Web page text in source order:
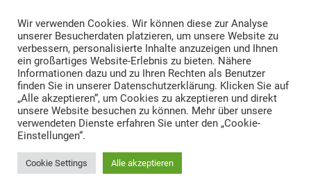
content
TRANS LOGISTIK NEWS
Technik • Kompetenz • Management
Wir verwenden Cookies. Wir können diese zur Analyse
unserer Besucherdaten platzieren, um unsere Website zu
verbessern, personalisierte Inhalte anzuzeigen und Ihnen
ein großartiges Website-Erlebnis zu bieten. Nähere
Informationen dazu und zu Ihren Rechten als Benutzer
finden Sie in unserer Datenschutzerklärung. Klicken Sie auf
„Alle akzeptieren“, um Cookies zu akzeptieren und direkt
unsere Website besuchen zu können. Mehr über unsere
verwendeten Dienste erfahren Sie unter den „Cookie-
Einstellungen“.
Cookie Settings Alle akzeptieren